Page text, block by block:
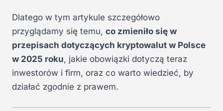
Dlatego w tym artykule szczegółowo
przyglądamy się temu, co zmieniło się w
przepisach dotyczących kryptowalut w Polsce
w 2025 roku, jakie obowiązki dotyczą teraz
inwestorów i firm, oraz co warto wiedzieć, by
działać zgodnie z prawem.